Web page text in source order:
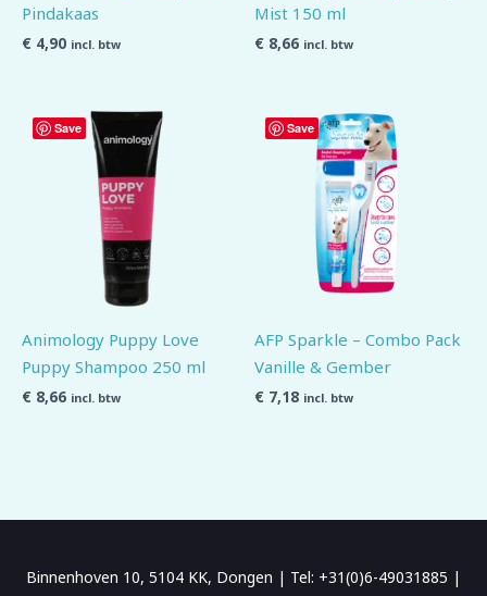
Pindakaas
€ 4,90 incl. btw
Mist 150 ml
€ 8,66 incl. btw
Save
Animology Puppy Love
Puppy Shampoo 250 ml
€ 8,66 incl. btw
Save
AFP Sparkle – Combo Pack
Vanille & Gember
€ 7,18 incl. btw
Binnenhoven 10, 5104 KK, Dongen | Tel: +31(0)6-49031885 |